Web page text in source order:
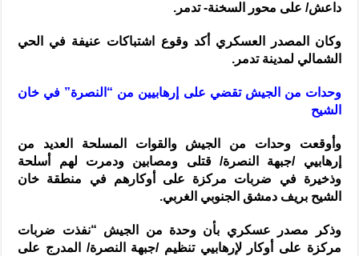
داعش/ على محور السخنة- تدمر.
وكان المصدر العسكري أكد وقوع اشتباكات عنيفة في الحي
الشمالي لمدينة تدمر.
وحدات من الجيش تقضي على إرهابيين من “النصرة” في خان
الشيح
وأوقعت وحدات من الجيش والقوات المسلحة العديد من
إرهابيي /جبهة النصرة/ قتلى ومصابين ودمرت لهم أسلحة
وذخيرة في ضربات مركزة على أوكارهم في منطقة خان
الشيح بريف دمشق الجنوبي الغربي.
وذكر مصدر عسكري بأن وحدة من الجيش “نفذت ضربات
مركزة على أوكار لإرهابيي تنظيم /جبهة النصرة/ المدرج على